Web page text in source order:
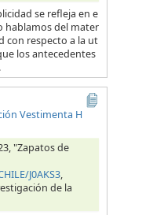
se refleja en e
hablamos del mater
con respecto a la ut
los antecedentes
Vestimenta H
"Zapatos de
J0AKS3,
de la